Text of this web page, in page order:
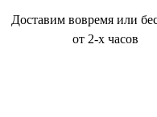
Доставим вовремя или
от 2-х часов